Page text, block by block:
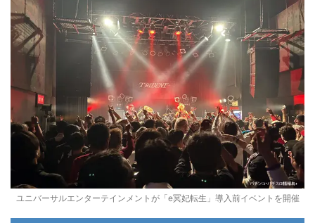
ユニバーサルエンターテインメントが「e冥妃転生」導入前イベントを開催